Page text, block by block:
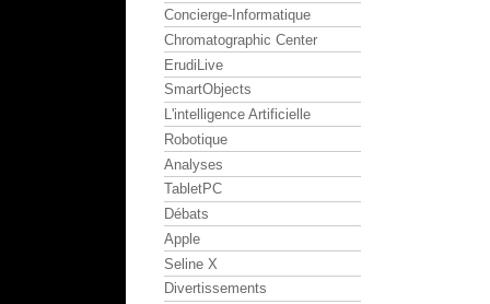
Concierge-Informatique
Chromatographic Center
ErudiLive
SmartObjects
L'intelligence Artificielle
Robotique
Analyses
TabletPC
Débats
Apple
Seline X
Divertissements